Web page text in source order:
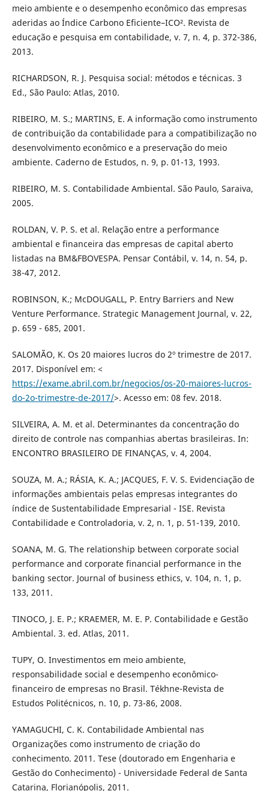
meio ambiente e o desempenho econômico das empresas
aderidas ao Índice Carbono Eficiente–ICO². Revista de
educação e pesquisa em contabilidade, v. 7, n. 4, p. 372-386,
2013.
RICHARDSON, R. J. Pesquisa social: métodos e técnicas. 3
Ed., São Paulo: Atlas, 2010.
RIBEIRO, M. S.; MARTINS, E. A informação como instrumento
de contribuição da contabilidade para a compatibilização no
desenvolvimento econômico e a preservação do meio
ambiente. Caderno de Estudos, n. 9, p. 01-13, 1993.
RIBEIRO, M. S. Contabilidade Ambiental. São Paulo, Saraiva,
2005.
ROLDAN, V. P. S. et al. Relação entre a performance
ambiental e financeira das empresas de capital aberto
listadas na BM&FBOVESPA. Pensar Contábil, v. 14, n. 54, p.
38-47, 2012.
ROBINSON, K.; McDOUGALL, P. Entry Barriers and New
Venture Performance. Strategic Management Journal, v. 22,
p. 659 - 685, 2001.
SALOMÃO, K. Os 20 maiores lucros do 2º trimestre de 2017.
2017. Disponível em: <
https://exame.abril.com.br/negocios/os-20-maiores-lucros-
do-2o-trimestre-de-2017/>. Acesso em: 08 fev. 2018.
SILVEIRA, A. M. et al. Determinantes da concentração do
direito de controle nas companhias abertas brasileiras. In:
ENCONTRO BRASILEIRO DE FINANÇAS, v. 4, 2004.
SOUZA, M. A.; RÁSIA, K. A.; JACQUES, F. V. S. Evidenciação de
informações ambientais pelas empresas integrantes do
índice de Sustentabilidade Empresarial - ISE. Revista
Contabilidade e Controladoria, v. 2, n. 1, p. 51-139, 2010.
SOANA, M. G. The relationship between corporate social
performance and corporate financial performance in the
banking sector. Journal of business ethics, v. 104, n. 1, p.
133, 2011.
TINOCO, J. E. P.; KRAEMER, M. E. P. Contabilidade e Gestão
Ambiental. 3. ed. Atlas, 2011.
TUPY, O. Investimentos em meio ambiente,
responsabilidade social e desempenho econômico-
financeiro de empresas no Brasil. Tékhne-Revista de
Estudos Politécnicos, n. 10, p. 73-86, 2008.
YAMAGUCHI, C. K. Contabilidade Ambiental nas
Organizações como instrumento de criação do
conhecimento. 2011. Tese (doutorado em Engenharia e
Gestão do Conhecimento) - Universidade Federal de Santa
Catarina, Florianópolis, 2011.